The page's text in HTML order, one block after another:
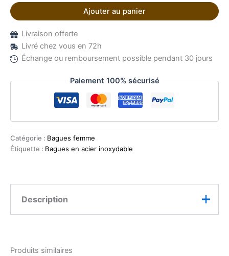
Ajouter au panier
Livraison offerte
Livré chez vous en 72h
Échange ou remboursement possible pendant 30 jours
Paiement 100% sécurisé
Catégorie : Bagues femme
Étiquette : Bagues en acier inoxydable
Description
nuances rosées et à ses délicats éclats scintillants. Sa
Produits similaires